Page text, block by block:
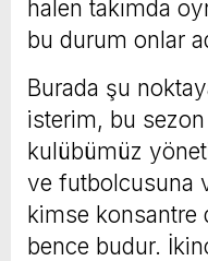
halen takımda
bu durum onlar
Burada şu
isterim, bu
kulübümüz
ve futbolcusuna
kimse konsantre
bence budur.